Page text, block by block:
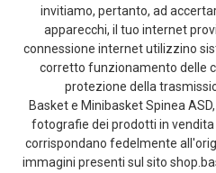
invitiamo, pertanto, ad
apparecchi, il tuo internet
connessione internet utilizzino
corretto funzionamento delle
protezione della
Basket e Minibasket Spinea
fotografie dei prodotti in
corrispondano fedelmente
immagini presenti sul sito